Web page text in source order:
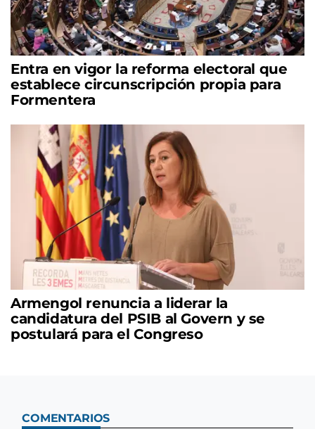
Entra en vigor la reforma electoral que
establece circunscripción propia para
Formentera
Armengol renuncia a liderar la
candidatura del PSIB al Govern y se
postulará para el Congreso
COMENTARIOS